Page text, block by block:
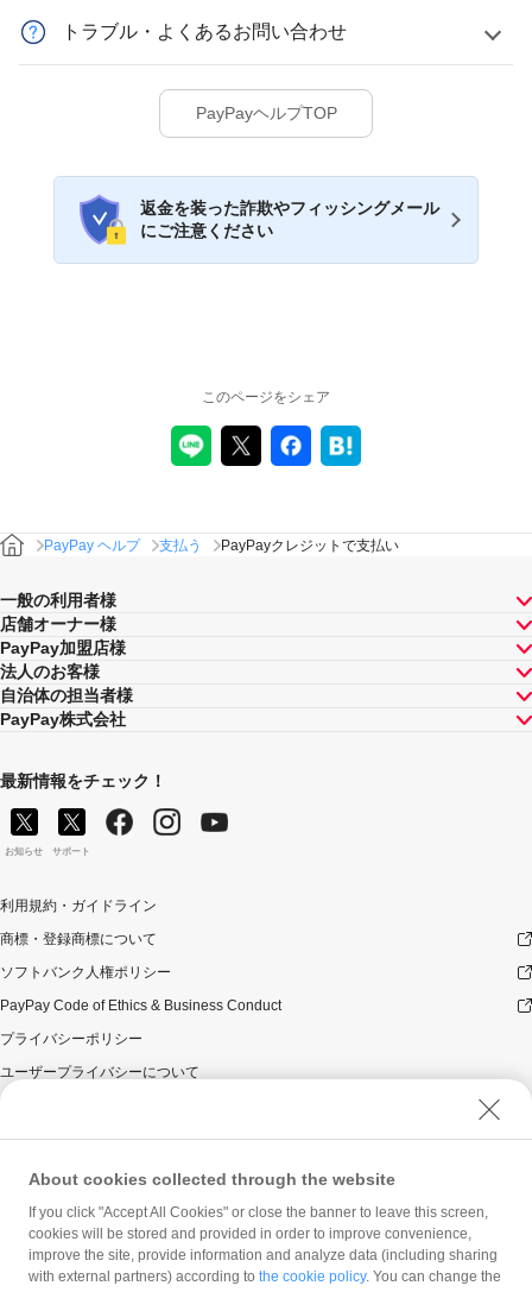
トラブル・よくあるお問い合わせ
PayPayヘルプTOP
返金を装った詐欺やフィッシングメール
にご注意ください
このページをシェア
PayPay ヘルプ 支払う PayPayクレジットで支払い
一般の利用者様
店舗オーナー様
PayPay加盟店様
法人のお客様
自治体の担当者様
PayPay株式会社
最新情報をチェック！
お知らせ サポート
利用規約・ガイドライン
商標・登録商標について
ソフトバンク人権ポリシー
PayPay Code of Ethics & Business Conduct
プライバシーポリシー
ユーザープライバシーについて
ウェブサイト利用規約
反社会的勢力に対する方針
勧誘方針
マネロン等基本方針
カスタマーハラスメントに関する当社の考え方
About cookies collected through the website
If you click "Accept All Cookies" or close the banner to leave this screen,
cookies will be stored and provided in order to improve convenience,
improve the site, provide information and analyze data (including sharing
with external partners) according to the cookie policy. You can change the